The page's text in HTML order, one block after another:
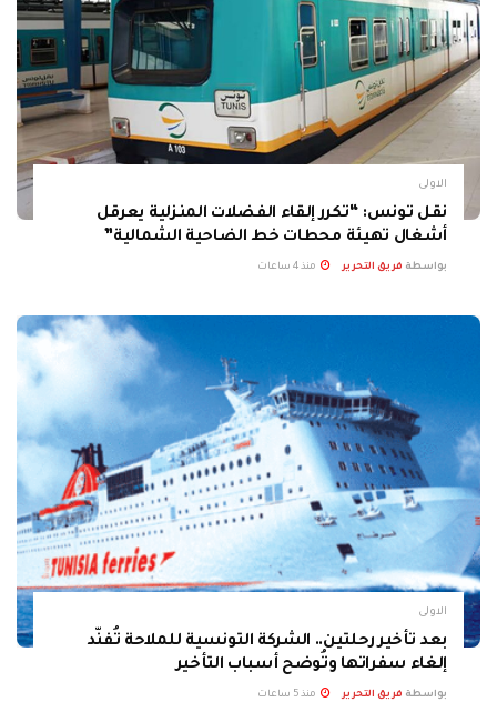
الاولى
نقل تونس: “تكرر إلقاء الفضلات المنزلية يعرقل
أشغال تهيئة محطات خط الضاحية الشمالية”
بواسطة فريق التحرير منذ 4 ساعات
الاولى
بعد تأخير رحلتين.. الشركة التونسية للملاحة تُفنّد
إلغاء سفراتها وتُوضح أسباب التأخير
بواسطة فريق التحرير منذ 5 ساعات